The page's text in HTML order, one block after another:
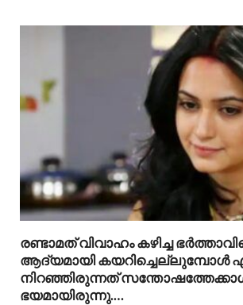
രണ്ടാമത് വിവാഹം കഴിച്ച
ആദ്യമായി കയറിച്ചെല്ലുമ്പോൾ
നിറഞ്ഞിരുന്നത്
ഭയമായിരുന്നു.…